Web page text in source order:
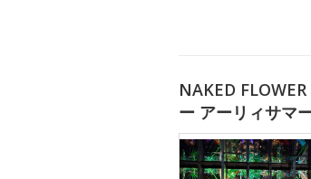
NAKED
ー アーリィサマ